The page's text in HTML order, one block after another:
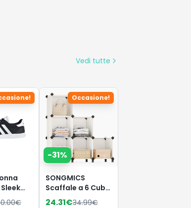
Vedi tutte
€
Occasione!
-31%
SONGMICS
Scaffale a 6 Cubi,
Organizzatore
24.31€34.99€